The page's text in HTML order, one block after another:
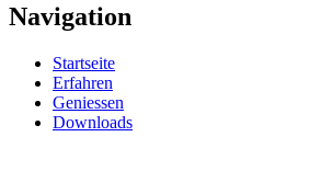
Navigation
Startseite
Erfahren
Geniessen
Downloads